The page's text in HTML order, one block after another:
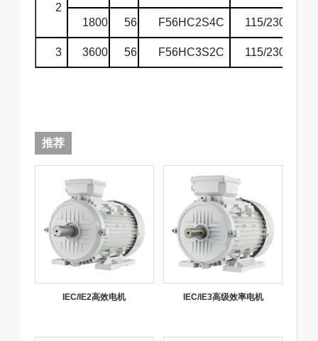
2
1800 56 F56HC2S4C 115/230
3 3600 56 F56HC3S2C 115/230
推荐
IEC/IE2高效电机 IEC/IE3高级效率电机